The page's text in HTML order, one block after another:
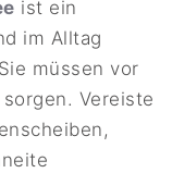
ist ein
im Alltag
müssen vor
Vereiste